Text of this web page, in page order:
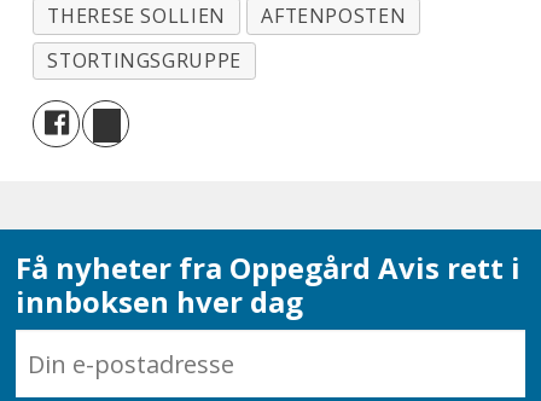
THERESE SOLLIEN
AFTENPOSTEN
STORTINGSGRUPPE
Få nyheter fra Oppegård Avis rett i
innboksen hver dag